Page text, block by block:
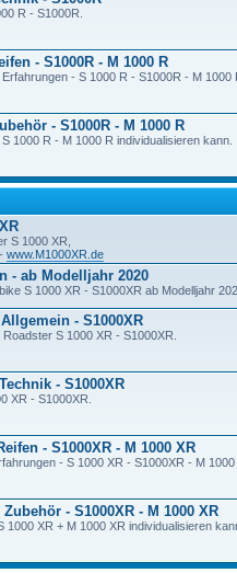
R - S1000R.
- S1000R - M 1000 R
- S 1000 R - S1000R - M 1000
- S1000R - M 1000 R
1000 R - M 1000 R individualisieren kann.
S 1000 XR,
www.M1000XR.de
- ab Modelljahr 2020
S 1000 XR - S1000XR ab Modelljahr
- S1000XR
S 1000 XR - S1000XR.
- S1000XR
XR - S1000XR.
- S1000XR - M 1000 XR
- S 1000 XR - S1000XR - M 1000
Zubehör - S1000XR - M 1000 XR
1000 XR + M 1000 XR individualisieren